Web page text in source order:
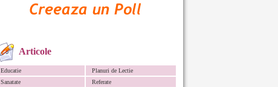
Articole
Educatie
Planuri de Lectie
Sanatate
Referate